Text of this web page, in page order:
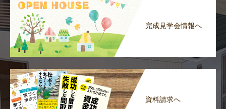
完成見学会情報へ
資料請求へ